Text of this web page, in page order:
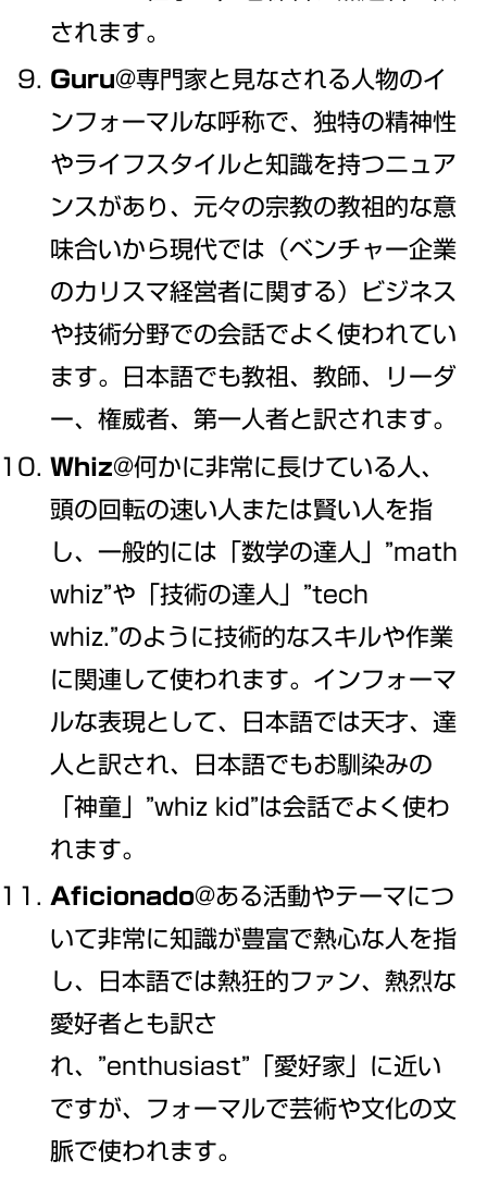
されます。
Guru@専門家と見なされる人物のイ
ンフォーマルな呼称で、独特の精神性
やライフスタイルと知識を持つニュア
ンスがあり、元々の宗教の教祖的な意
味合いから現代では（ベンチャー企業
のカリスマ経営者に関する）ビジネス
や技術分野での会話でよく使われてい
ます。日本語でも教祖、教師、リーダ
ー、権威者、第一人者と訳されます。
Whiz@何かに非常に長けている人、
頭の回転の速い人または賢い人を指
し、一般的には「数学の達人」”math
whiz”や「技術の達人」”tech
whiz.”のように技術的なスキルや作業
に関連して使われます。インフォーマ
ルな表現として、日本語では天才、達
人と訳され、日本語でもお馴染みの
「神童」”whiz kid”は会話でよく使わ
れます。
Aficionado@ある活動やテーマにつ
いて非常に知識が豊富で熱心な人を指
し、日本語では熱狂的ファン、熱烈な
愛好者とも訳さ
れ、”enthusiast”「愛好家」に近い
ですが、フォーマルで芸術や文化の文
脈で使われます。